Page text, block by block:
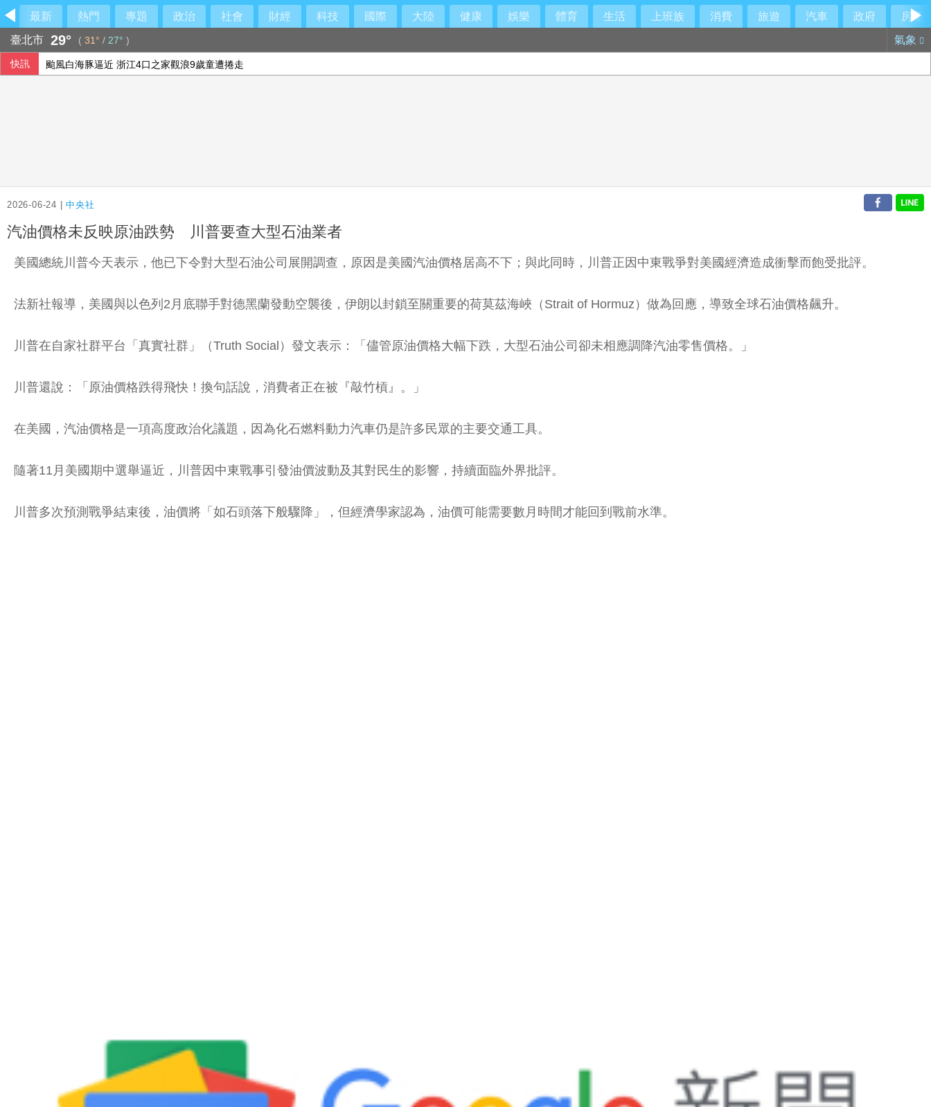
最新 熱門 專題 政治 社會 財經 科技 國際 大陸 健康 娛樂 體育 生活 上班族 消費 旅遊 汽車 政府
房產
臺北市 29° ( 31° / 27° ) 氣象
快訊 颱風白海豚逼近 浙江4口之家觀浪9歲童遭捲走
2026-06-24 |中央社
汽油價格未反映原油跌勢 川普要查大型石油業者
美國總統川普今天表示，他已下令對大型石油公司展開調查，原因是美國汽油價格居高不下；與此同時，川普正因中東戰爭對美國經濟造成衝擊而飽受批評。
法新社報導，美國與以色列2月底聯手對德黑蘭發動空襲後，伊朗以封鎖至關重要的荷莫茲海峽（Strait of Hormuz）做為回應，導致全球石油價格飆升。
川普在自家社群平台「真實社群」（Truth Social）發文表示：「儘管原油價格大幅下跌，大型石油公司卻未相應調降汽油零售價格。」
川普還說：「原油價格跌得飛快！換句話說，消費者正在被『敲竹槓』。」
在美國，汽油價格是一項高度政治化議題，因為化石燃料動力汽車仍是許多民眾的主要交通工具。
隨著11月美國期中選舉逼近，川普因中東戰事引發油價波動及其對民生的影響，持續面臨外界批評。
川普多次預測戰爭結束後，油價將「如石頭落下般驟降」，但經濟學家認為，油價可能需要數月時間才能回到戰前水準。